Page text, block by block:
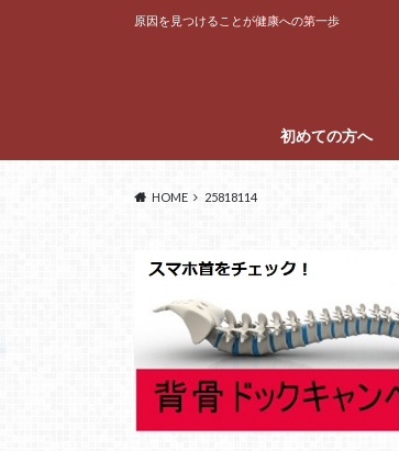
原因を見つけることが健康への第一歩
初めての方へ
HOME 25818114